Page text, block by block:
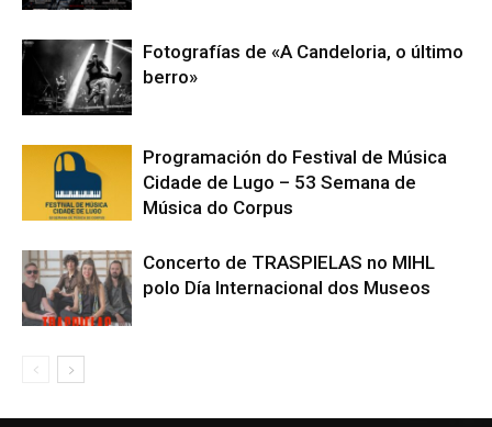
Fotografías de «A Candeloria, o último
berro»
Programación do Festival de Música
Cidade de Lugo – 53 Semana de
Música do Corpus
Concerto de TRASPIELAS no MIHL
polo Día Internacional dos Museos